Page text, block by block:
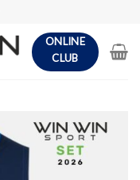
ONLINE
CLUB